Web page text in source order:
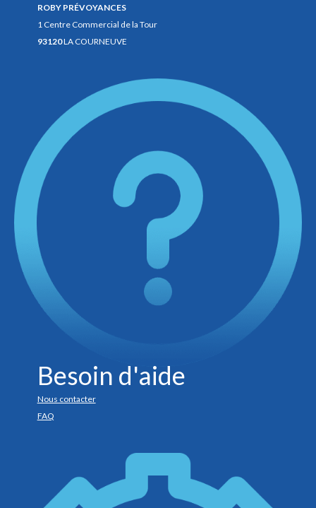
ROBY PRÉVOYANCES
1 Centre Commercial de la Tour
93120LA COURNEUVE
Besoin d'aide
Nous contacter
FAQ